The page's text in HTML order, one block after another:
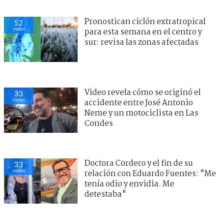
52
visitas
Pronostican ciclón extratropical
para esta semana en el centro y
sur: revisa las zonas afectadas
33
visitas
Video revela cómo se originó el
accidente entre José Antonio
Neme y un motociclista en Las
Condes
33
visitas
Doctora Cordero y el fin de su
relación con Eduardo Fuentes: "Me
tenía odio y envidia. Me
detestaba"